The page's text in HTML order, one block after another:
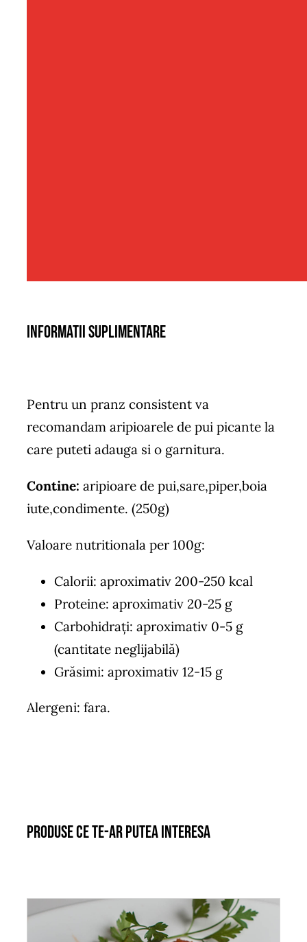
Informatii suplimentare
Pentru un pranz consistent va
recomandam aripioarele de pui picante la
care puteti adauga si o garnitura.
Contine: aripioare de pui,sare,piper,boia
iute,condimente. (250g)
Valoare nutritionala per 100g:
Calorii: aproximativ 200-250 kcal
Proteine: aproximativ 20-25 g
Carbohidrați: aproximativ 0-5 g
(cantitate neglijabilă)
Grăsimi: aproximativ 12-15 g
Alergeni: fara.
Produse ce te-ar putea interesa